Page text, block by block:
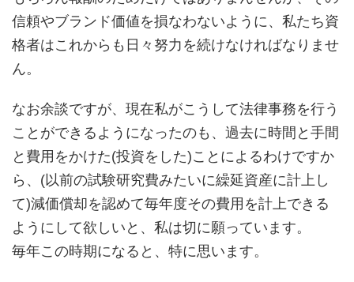
信頼やブランド価値を損なわないように、私たち資
格者はこれからも日々努力を続けなければなりませ
ん。
なお余談ですが、現在私がこうして法律事務を行う
ことができるようになったのも、過去に時間と手間
と費用をかけた(投資をした)ことによるわけですか
ら、(以前の試験研究費みたいに繰延資産に計上し
て)減価償却を認めて毎年度その費用を計上できる
ようにして欲しいと、私は切に願っています。
毎年この時期になると、特に思います。